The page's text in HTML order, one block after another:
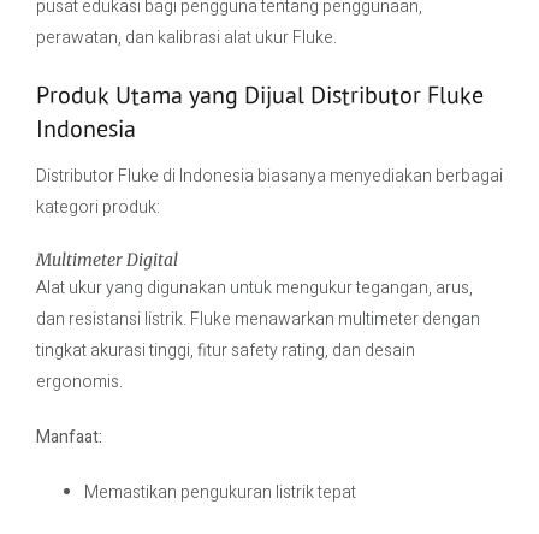
pusat edukasi bagi pengguna tentang penggunaan,
perawatan, dan kalibrasi alat ukur Fluke.
Produk Utama yang Dijual Distributor Fluke
Indonesia
Distributor Fluke di Indonesia biasanya menyediakan berbagai
kategori produk:
Multimeter Digital
Alat ukur yang digunakan untuk mengukur tegangan, arus,
dan resistansi listrik. Fluke menawarkan multimeter dengan
tingkat akurasi tinggi, fitur safety rating, dan desain
ergonomis.
Manfaat:
Memastikan pengukuran listrik tepat